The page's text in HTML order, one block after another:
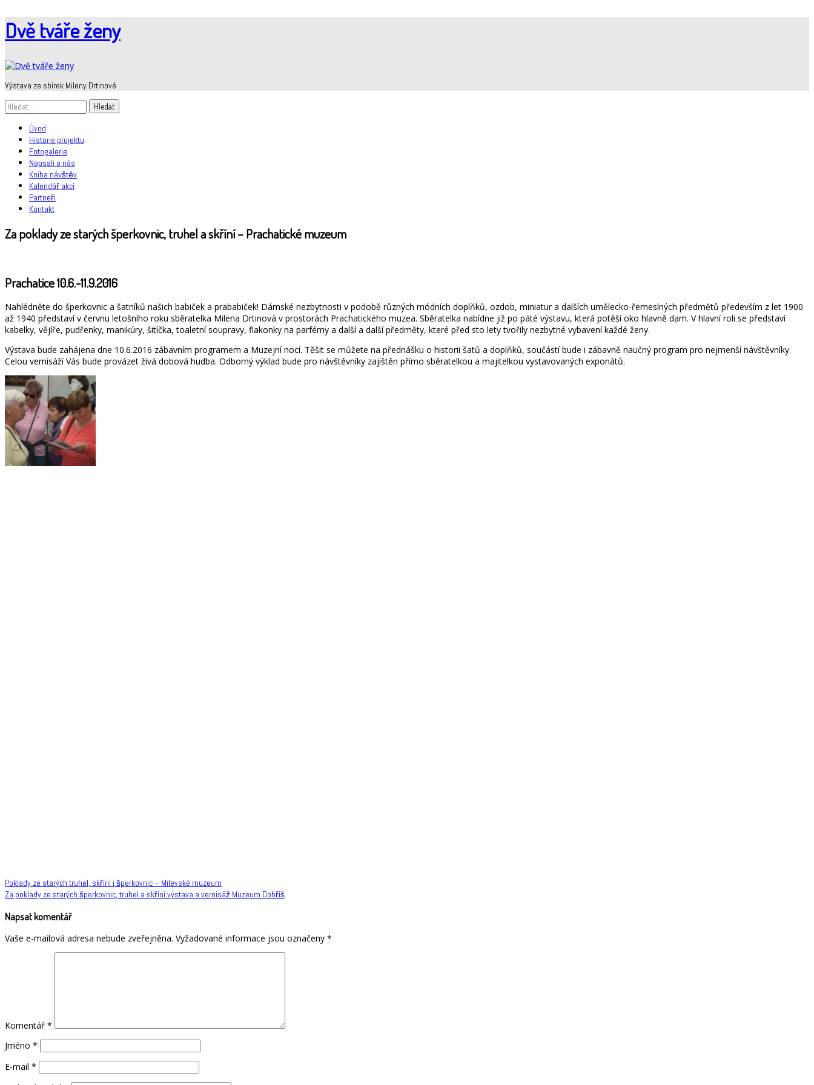
Skip
to
Dvě tváře ženy
Výstava ze sbírek Mileny Drtinové
Vyhledávání
Úvod
Historie projektu
Fotogalerie
Napsali o nás
Kniha návštěv
Kalendář akcí
Partneři
Kontakt
Za poklady ze starých šperkovnic, truhel a skříní – Prachatické muzeum
Prachatice 10.6.-11.9.2016
Nahlédněte do šperkovnic a šatníků našich babiček a prababiček! Dámské nezbytnosti v podobě různých módních doplňků, ozdob, miniatur a dalších umělecko-řemeslných předmětů především z let 1900
až 1940 představí v červnu letošního roku sběratelka Milena Drtinová v prostorách Prachatického muzea. Sběratelka nabídne již po páté výstavu, která potěší oko hlavně dam. V hlavní roli se představí
kabelky, vějíře, pudřenky, manikúry, šitíčka, toaletní soupravy, flakonky na parfémy a další a další předměty, které před sto lety tvořily nezbytné vybavení každé ženy.
Výstava bude zahájena dne 10.6.2016 zábavním programem a Muzejní nocí. Těšit se můžete na přednášku o historii šatů a doplňků, součástí bude i zábavně naučný program pro nejmenší návštěvníky.
Celou vernisáží Vás bude provázet živá dobová hudba. Odborný výklad bude pro návštěvníky zajištěn přímo sběratelkou a majitelkou vystavovaných exponátů.
Navigace
pro
příspěvek
Poklady ze starých truhel, skříní i šperkovnic – Milevské muzeum
Za poklady ze starých šperkovnic, truhel a skříní výstava a vernisáž Muzeum Dobříš
Napsat komentář
Vaše e-mailová adresa nebude zveřejněna. Vyžadované informace jsou označeny *
Komentář *
Jméno *
E-mail *